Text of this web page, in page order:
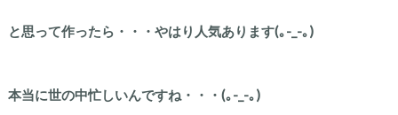
と思って作ったら・・・やはり人気あります(｡-_-｡)
本当に世の中忙しいんですね・・・(｡-_-｡)